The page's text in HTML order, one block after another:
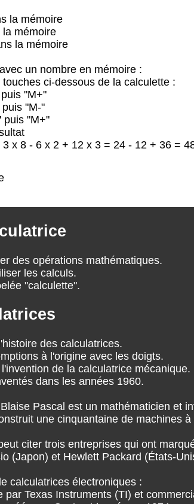
la mémoire
la mémoire
la mémoire
un nombre en mémoire :
ci-dessous de la calculette :
"M+"
"M-"
puis "M+"
x 8 - 6 x 2 + 12 x 3 = 24 - 12 + 36 =
des opérations mathématiques.
les calculs.
"calculette".
des calculatrices.
à l'origine avec les doigts.
de la calculatrice mécanique.
dans les années 1960.
Pascal est un mathématicien et
une cinquantaine de machines
citer trois entreprises qui ont
(Japon) et Hewlett Packard (États-
calculatrices électroniques :
Texas Instruments (TI) et